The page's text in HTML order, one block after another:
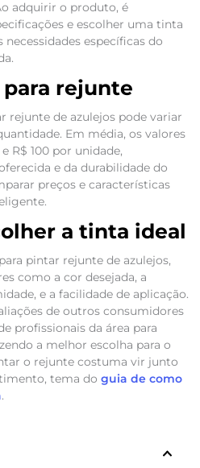
adquirir o produto, é
e escolher uma tinta
específicas do
rejunte
rejunte de azulejos pode variar
Em média, os valores
R$ 100 por unidade,
e da durabilidade do
preços e características
a tinta ideal
pintar rejunte de azulejos,
como a cor desejada, a
e a facilidade de aplicação.
de outros consumidores
profissionais da área para
a melhor escolha para o
o rejunte costuma vir junto
tema do guia de como
.